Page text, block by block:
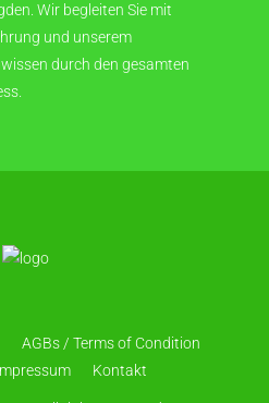
Wir begleiten Sie mit
und unserem
durch den gesamten
AGBs / Terms of Condition
Kontakt